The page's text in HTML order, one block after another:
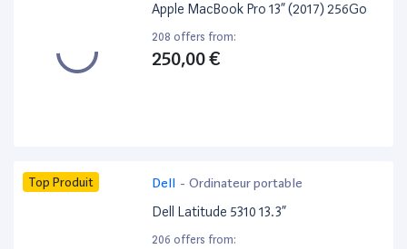
Apple MacBook Pro 13” (2017) 256Go
208 offers from:
250,00 €
Top Produit Dell - Ordinateur portable
Dell Latitude 5310 13.3”
206 offers from: